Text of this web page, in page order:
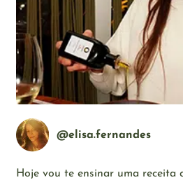
@elisa.fernandes
Hoje vou te ensinar uma receita